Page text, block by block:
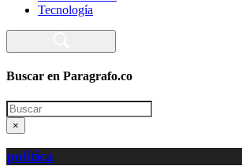
Tecnología
Buscar en Paragrafo.co
Search
×
política